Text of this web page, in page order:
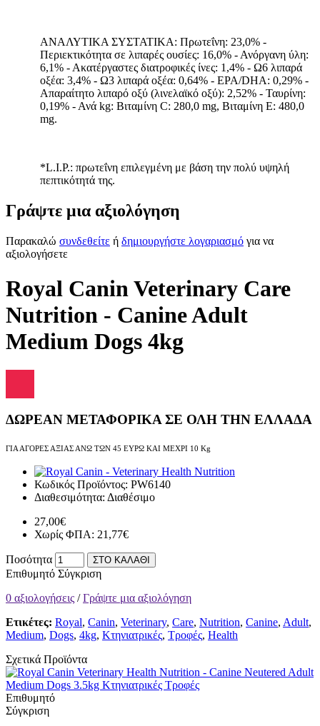
ΑΝΑΛΥΤΙΚΑ ΣΥΣΤΑΤΙΚΑ: Πρωτεΐνη: 23,0% -
Περιεκτικότητα σε λιπαρές ουσίες: 16,0% - Ανόργανη ύλη:
6,1% - Ακατέργαστες διατροφικές ίνες: 1,4% - Ω6 λιπαρά
οξέα: 3,4% - Ω3 λιπαρά οξέα: 0,64% - EPA/DHA: 0,29% -
Απαραίτητο λιπαρό οξύ (λινελαϊκό οξύ): 2,52% - Ταυρίνη:
0,19% - Ανά kg: Βιταμίνη C: 280,0 mg, Βιταμίνη E: 480,0
mg.
*L.I.P.: πρωτεΐνη επιλεγμένη με βάση την πολύ υψηλή
πεπτικότητά της.
Γράψτε μια αξιολόγηση
Παρακαλώ συνδεθείτε ή δημιουργήστε λογαριασμό για να
αξιολογήσετε
Royal Canin Veterinary Care
Nutrition - Canine Adult
Medium Dogs 4kg
ΔΩΡΕΑΝ ΜΕΤΑΦΟΡΙΚΑ ΣΕ ΟΛΗ ΤΗΝ ΕΛΛΑΔΑ
ΓΙΑ ΑΓΟΡΕΣ ΑΞΙΑΣ ΑΝΩ ΤΩΝ 45 ΕΥΡΩ ΚΑΙ ΜΕΧΡΙ 10 Kg
Κωδικός Προϊόντος: PW6140
Διαθεσιμότητα: Διαθέσιμο
27,00€
Χωρίς ΦΠΑ: 21,77€
Ποσότητα ΣΤΟ ΚΑΛΑΘΙ
Επιθυμητό Σύγκριση
0 αξιολογήσεις /Γράψτε μια αξιολόγηση
Ετικέτες: Royal, Canin, Veterinary, Care, Nutrition, Canine, Adult,
Medium, Dogs, 4kg, Κτηνιατρικές, Τροφές, Health
Σχετικά Προϊόντα
Επιθυμητό
Σύγκριση